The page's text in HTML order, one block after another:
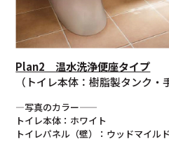
Plan2 温水洗浄便座タイプ
（トイレ本体：樹脂製タンク・
—写真のカラー——
トイレ本体：ホワイト
トイレパネル（壁）：ウッドマイル